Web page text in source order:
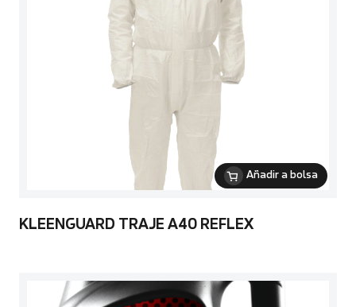
Añadir a bolsa
KLEENGUARD TRAJE A40 REFLEX